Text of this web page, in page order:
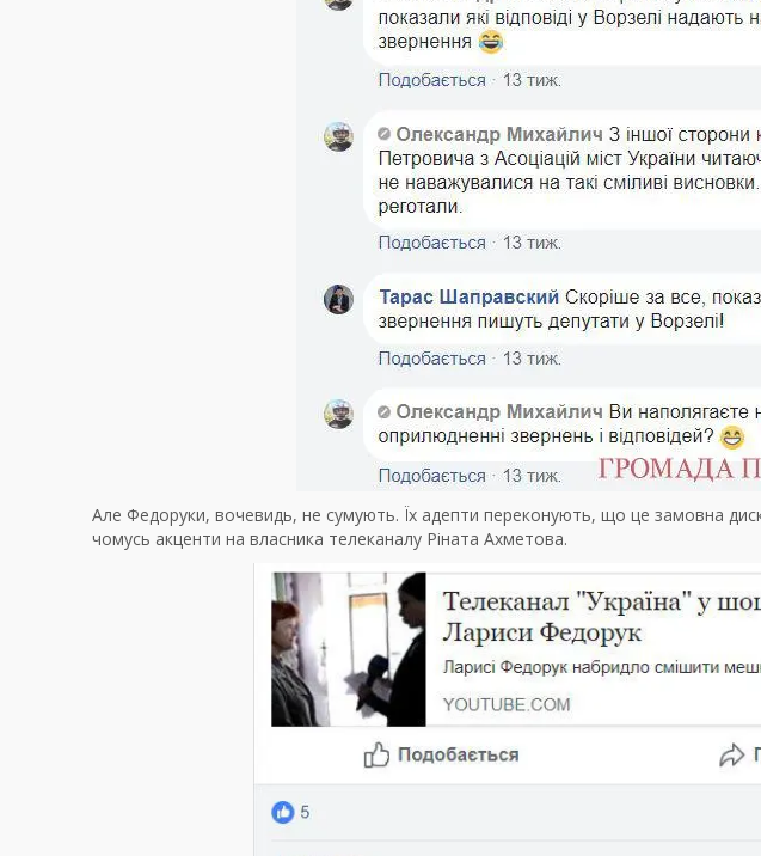
Але Федоруки, вочевидь, не сумують. Їх адепти переконують, що це замовна
чомусь акценти на власника телеканалу Ріната Ахметова.